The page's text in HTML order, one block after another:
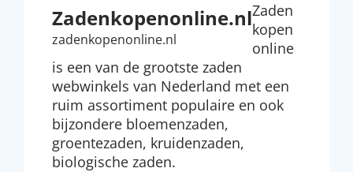
Zadenkopenonline.nl
zadenkopenonline.nl
Zaden
kopen
online
is een van de grootste zaden
webwinkels van Nederland met een
ruim assortiment populaire en ook
bijzondere bloemenzaden,
groentezaden, kruidenzaden,
biologische zaden.